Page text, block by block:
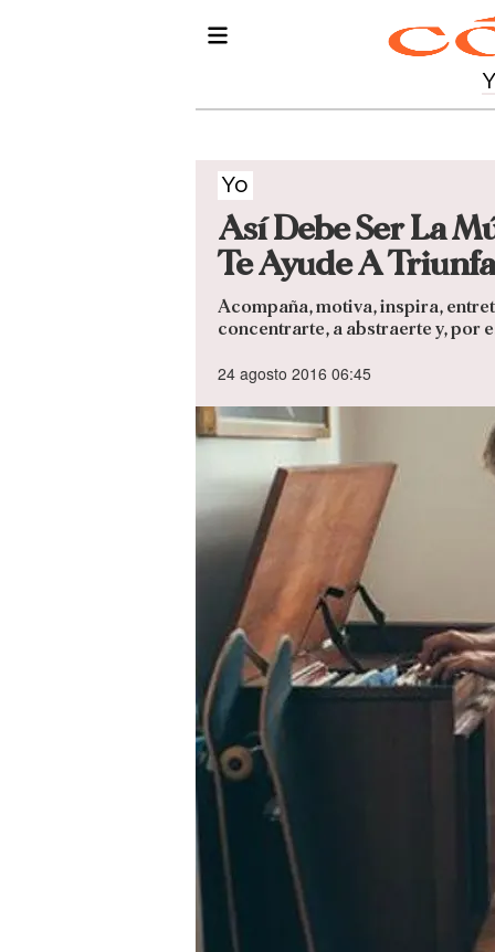
Yo
Así Debe Ser La
Te Ayude A
Acompaña, motiva, inspira,
concentrarte, a abstraerte y, por
24 agosto 2016 06:45